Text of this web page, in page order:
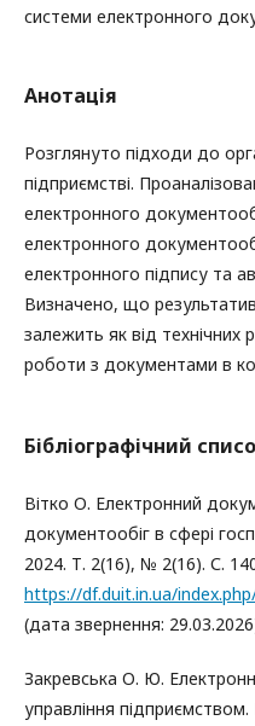
системи електронного
Анотація
Розглянуто підходи до
підприємстві.
електронного
електронного
електронного підпису та
Визначено, що
залежить як від технічних
роботи з документами в
Бібліографічний
Вітко О. Електронний
документообіг в сфері
2024. Т. 2(16), № 2(16). С.
https://df.duit.in.ua/
(дата звернення:
Закревська О. Ю.
управління підприємством.